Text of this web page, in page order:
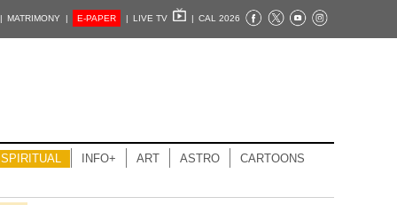
MATRIMONY | E-PAPER | LIVE TV | CAL 2026
SPIRITUAL INFO+ ART ASTRO CARTOONS